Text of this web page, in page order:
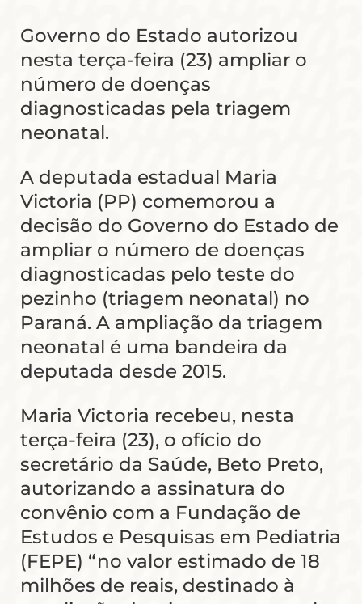
Governo do Estado autorizou
nesta terça-feira (23) ampliar o
número de doenças
diagnosticadas pela triagem
neonatal.
A deputada estadual Maria
Victoria (PP) comemorou a
decisão do Governo do Estado de
ampliar o número de doenças
diagnosticadas pelo teste do
pezinho (triagem neonatal) no
Paraná. A ampliação da triagem
neonatal é uma bandeira da
deputada desde 2015.
Maria Victoria recebeu, nesta
terça-feira (23), o ofício do
secretário da Saúde, Beto Preto,
autorizando a assinatura do
convênio com a Fundação de
Estudos e Pesquisas em Pediatria
(FEPE) “no valor estimado de 18
milhões de reais, destinado à